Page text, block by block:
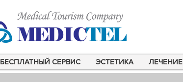
БЕСПЛАТНЫЙ СЕРВИС ЭСТЕТИКА ЛЕЧЕНИЕ